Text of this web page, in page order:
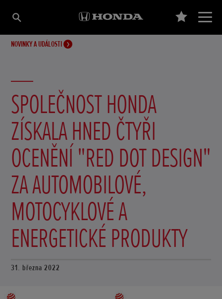
NOVINKY A UDÁLOSTI
SPOLEČNOST HONDA
ZÍSKALA HNED ČTYŘI
OCENĚNÍ "RED DOT DESIGN"
ZA AUTOMOBILOVÉ,
MOTOCYKLOVÉ A
ENERGETICKÉ PRODUKTY
31. března 2022